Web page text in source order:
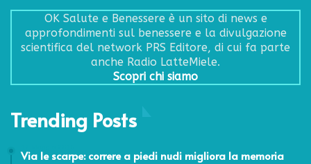
OK Salute e Benessere è un sito di news e
approfondimenti sul benessere e la divulgazione
scientifica del network PRS Editore, di cui fa parte
anche Radio LatteMiele.
Scopri chi siamo
Trending Posts
Via le scarpe: correre a piedi nudi migliora la memoria